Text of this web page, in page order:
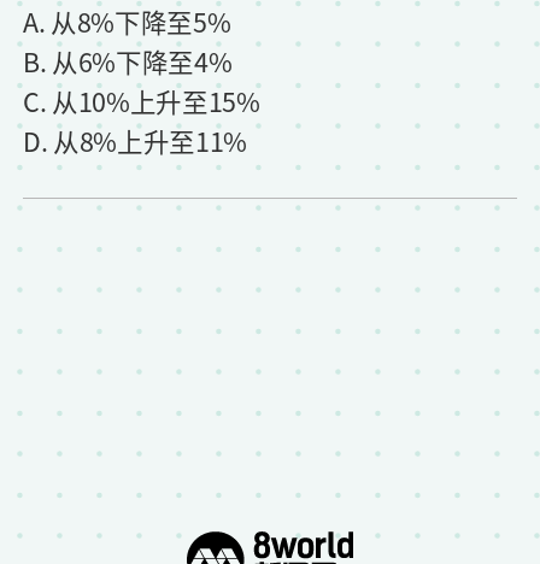
A. 从8%下降至5%
B. 从6%下降至4%
C. 从10%上升至15%
D. 从8%上升至11%